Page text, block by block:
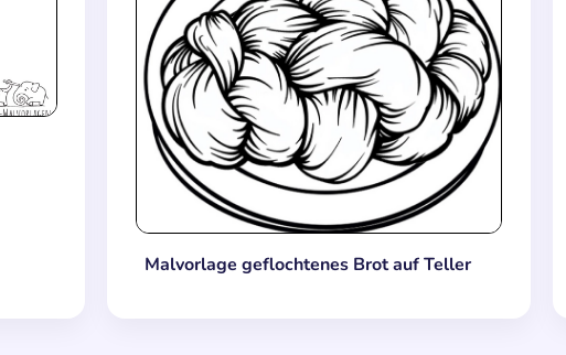
Malvorlage geflochtenes Brot auf Teller